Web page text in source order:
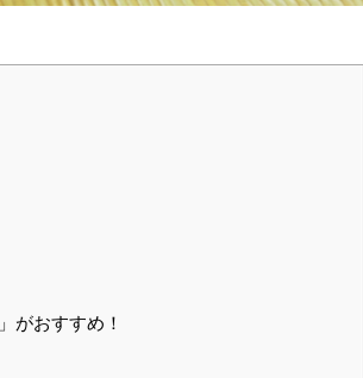
がおすすめ！